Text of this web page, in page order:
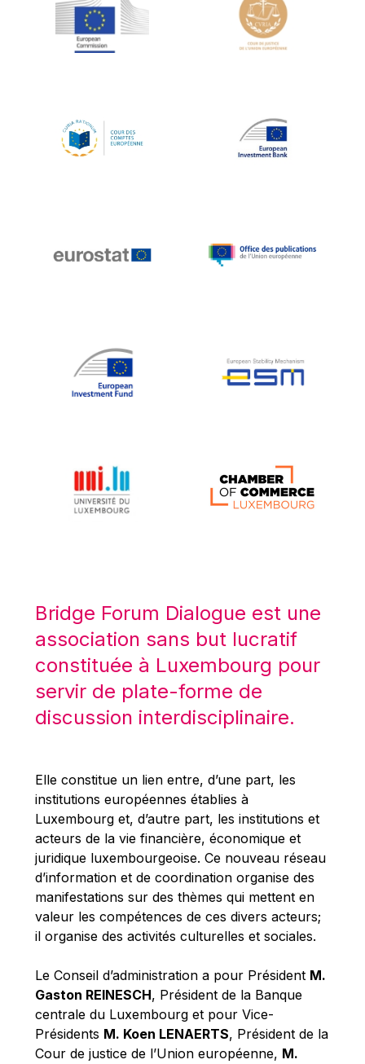
Jean-Louis Schiltz
Jean-Victor Louis
Johnny Åkerholm
Katharien L.C. Hunt
Klaus-Heiner Lehne
Koen LENAERTS
Lars Heikensten
Lucas Papademos
Máire Geoghegan-Quinn
Mario Centeno
Mario Monti
Maroš ŠEFČOVIČ
Martin Bailey
Martine Reicherts
Michael Sohlman
Michel Goedert
Mireille Delmas-Marty
Nobuo Tanaka
Otmar Issing
Paolo Mengozzi
Paschal Donohoe
Pat Cox
Patrizia Nanz
Philippe Maystadt
Pierre Gramegna
Bridge Forum Dialogue est une
association sans but lucratif
constituée à Luxembourg pour
servir de plate-forme de
discussion interdisciplinaire.
Elle constitue un lien entre, d’une part, les
institutions européennes établies à
Luxembourg et, d’autre part, les institutions et
acteurs de la vie financière, économique et
juridique luxembourgeoise. Ce nouveau réseau
d’information et de coordination organise des
manifestations sur des thèmes qui mettent en
valeur les compétences de ces divers acteurs;
il organise des activités culturelles et sociales.
Le Conseil d’administration a pour Président M.
Gaston REINESCH, Président de la Banque
centrale du Luxembourg et pour Vice-
Présidents M. Koen LENAERTS, Président de la
Cour de justice de l’Union européenne, M.